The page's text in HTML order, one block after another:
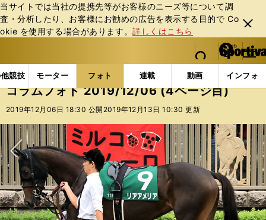
当サイトでは当社の提携先等がお客様のニーズ等について調
査・分析したり、お客様にお勧めの広告を表⽰する⽬的で Co
okie を使⽤する場合があります。詳しくはこちら
閉じ
る
web Sportiva (webスポルティーバ)
検索
マイペ
ー
ジ
メニュ
競技 モーター フォト 連載 動画 インフォ
b
ス
ポ
ル
ィ
ー
バ
フォトギャラリー コラムフォト コラムフォト
コラムフォト 2019/12/06 (4ページ目)
2019年12月06日 18:30 公開 2019年12月13日 10:30 更新
次へ